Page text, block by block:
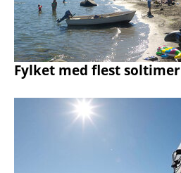
Fylket med flest soltimer